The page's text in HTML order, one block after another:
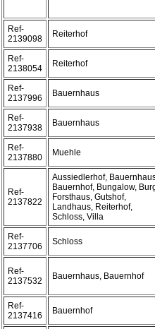
Ref-
2139098
Reiterhof
Ref-
2138054
Reiterhof
Ref-
2137996
Bauernhaus
Ref-
2137938
Bauernhaus
Ref-
2137880
Muehle
Ref-
2137822
Aussiedlerhof,
Bauernhof, Bungalow,
Forsthaus, Gutshof,
Landhaus, Reiterhof,
Schloss, Villa
Ref-
2137706
Schloss
Ref-
2137532
Bauernhaus, Bauernhof
Ref-
2137416
Bauernhof